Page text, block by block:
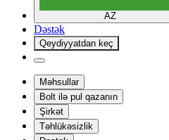
AZ
Dəstək
Qeydiyyatdan keç
Məhsullar
Bolt ilə pul qazanın
Şirkət
Təhlükəsizlik